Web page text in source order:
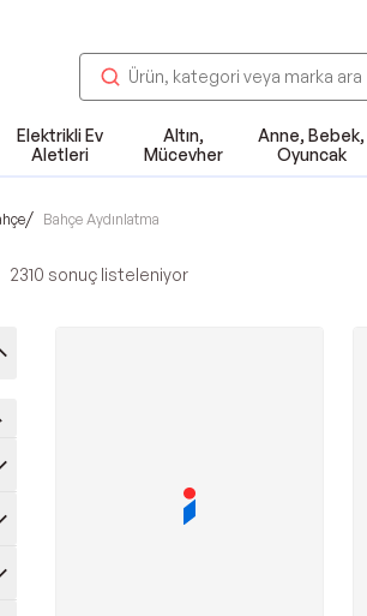
Elektrikli Ev
Aletleri
Altın,
Mücevher
Anne, Bebek,
Oyuncak
/ Bahçe Aydınlatma
2310 sonuç listeleniyor